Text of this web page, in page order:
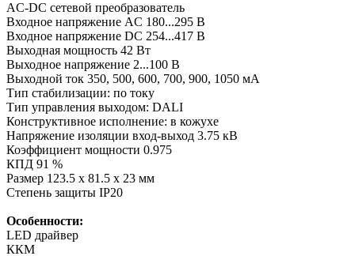
AC-DC сетевой преобразователь
Входное напряжение AC 180...295 В
Входное напряжение DC 254...417 В
Выходная мощность 42 Вт
Выходное напряжение 2...100 В
Выходной ток 350, 500, 600, 700, 900, 1050 мА
Тип стабилизации: по току
Тип управления выходом: DALI
Конструктивное исполнение: в кожухе
Напряжение изоляции вход-выход 3.75 кВ
Коэффициент мощности 0.975
КПД 91 %
Размер 123.5 x 81.5 x 23 мм
Степень защиты IP20
Особенности:
LED драйвер
ККМ